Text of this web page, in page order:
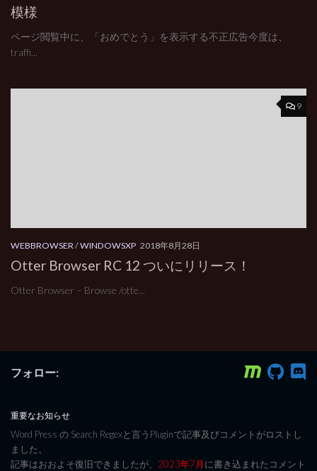
模様
ページ閲覧中に、「おめでとう」を表示する不正広告今度は、
traffi...
9
WEBBROWSER /WINDOWSXP 2018年8月28日
Otter Browser RC 12 ついにリリース！
Otter Browser – Browse /otte...
フォロー:
重要なお知らせ
Word Press の Search Regexと言うPluginで記事及びコメントがロストし
ました。
記事はおおよそ復旧できましたが、 2023年7月に書き込まれたコメント